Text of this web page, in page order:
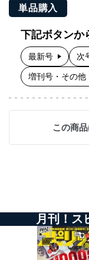
単品購入
下記ボタンか
最新号 次
増刊号・その他
この商
月刊！ス